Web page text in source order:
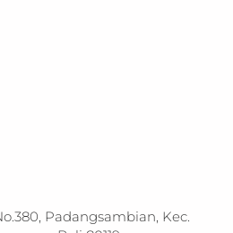
Padangsambian, Kec.